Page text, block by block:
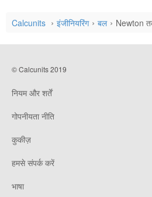
Calcunits इंजीनियरिंग बल Newton
© Calcunits 2019
नियम और शर्तें
गोपनीयता नीति
कुकीज़
हमसे संपर्क करें
भाषा